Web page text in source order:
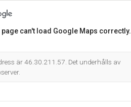
page can't load Google Maps correctly.
är 46.30.211.57. Det underhålls av